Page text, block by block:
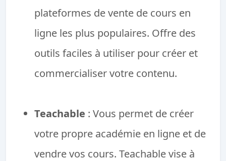
plateformes de vente de cours en
ligne les plus populaires. Offre des
outils faciles à utiliser pour créer et
commercialiser votre contenu.
Teachable : Vous permet de créer
votre propre académie en ligne et de
vendre vos cours. Teachable vise à